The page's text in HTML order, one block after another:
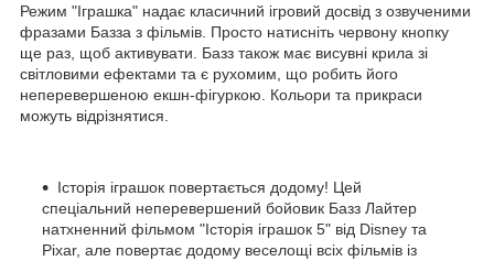
Режим "Іграшка" надає класичний ігровий досвід з озвученими
фразами Базза з фільмів. Просто натисніть червону кнопку
ще раз, щоб активувати. Базз також має висувні крила зі
світловими ефектами та є рухомим, що робить його
неперевершеною екшн-фігуркою. Кольори та прикраси
можуть відрізнятися.
Історія іграшок повертається додому! Цей
спеціальний неперевершений бойовик Базз Лайтер
натхненний фільмом "Історія іграшок 5" від Disney та
Pixar, але повертає додому веселощі всіх фільмів із